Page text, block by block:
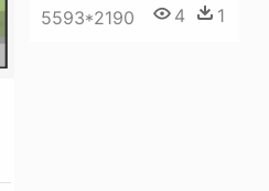
5593*2190 4 1